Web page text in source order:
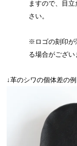
ますので、目
さい。
※ロゴの刻印が
る場合がござい
↓革のシワの個体差の例